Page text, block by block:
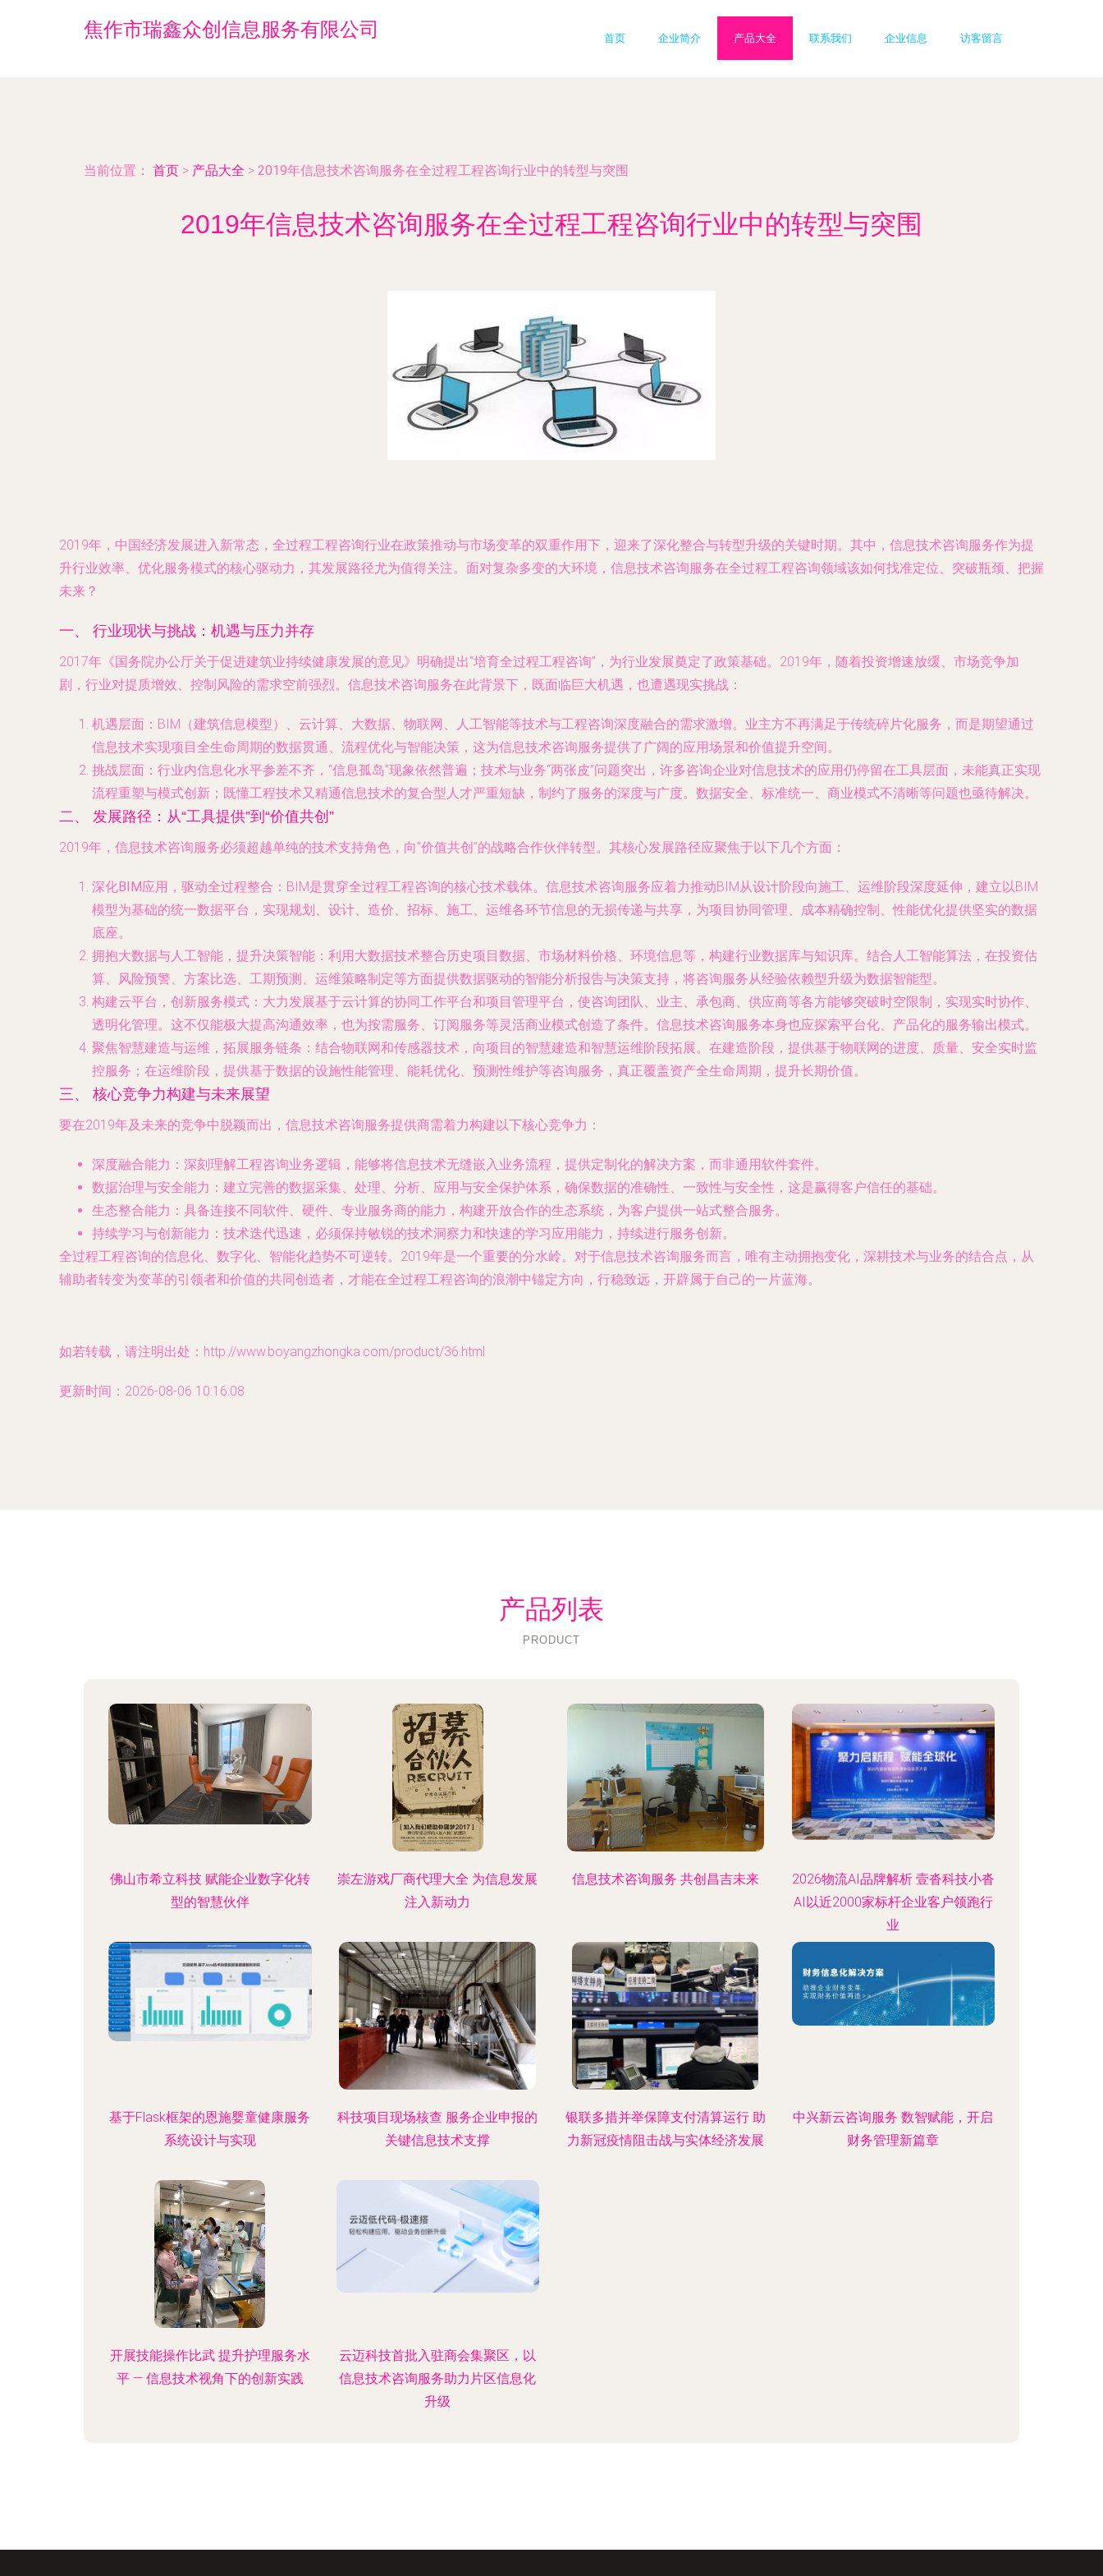
焦作市瑞鑫众创信息服务有限公司 首页 企业简介 产品大全 联系我们 企业信息 访客留言
当前位置： 首页 > 产品大全 > 2019年信息技术咨询服务在全过程工程咨询行业中的转型与突围
2019年信息技术咨询服务在全过程工程咨询行业中的转型与突围
2019年，中国经济发展进入新常态，全过程工程咨询行业在政策推动与市场变革的双重作用下，迎来了深化整合与转型升级的关键时期。其中，信息技术咨询服务作为提
升行业效率、优化服务模式的核心驱动力，其发展路径尤为值得关注。面对复杂多变的大环境，信息技术咨询服务在全过程工程咨询领域该如何找准定位、突破瓶颈、把握
未来？
一、 行业现状与挑战：机遇与压力并存
2017年《国务院办公厅关于促进建筑业持续健康发展的意见》明确提出“培育全过程工程咨询”，为行业发展奠定了政策基础。2019年，随着投资增速放缓、市场竞争加
剧，行业对提质增效、控制风险的需求空前强烈。信息技术咨询服务在此背景下，既面临巨大机遇，也遭遇现实挑战：
机遇层面 ：BIM（建筑信息模型）、云计算、大数据、物联网、人工智能等技术与工程咨询深度融合的需求激增。业主方不再满足于传统碎片化服务，而是期望通过
信息技术实现项目全生命周期的数据贯通、流程优化与智能决策，这为信息技术咨询服务提供了广阔的应用场景和价值提升空间。
挑战层面 ：行业内信息化水平参差不齐，“信息孤岛”现象依然普遍；技术与业务“两张皮”问题突出，许多咨询企业对信息技术的应用仍停留在工具层面，未能真正实现
流程重塑与模式创新；既懂工程技术又精通信息技术的复合型人才严重短缺，制约了服务的深度与广度。数据安全、标准统一、商业模式不清晰等问题也亟待解决。
二、 发展路径：从“工具提供”到“价值共创”
2019年，信息技术咨询服务必须超越单纯的技术支持角色，向“价值共创”的战略合作伙伴转型。其核心发展路径应聚焦于以下几个方面：
深化BIM应用，驱动全过程整合 ：BIM是贯穿全过程工程咨询的核心技术载体。信息技术咨询服务应着力推动BIM从设计阶段向施工、运维阶段深度延伸，建立以BIM
模型为基础的统一数据平台，实现规划、设计、造价、招标、施工、运维各环节信息的无损传递与共享，为项目协同管理、成本精确控制、性能优化提供坚实的数据
底座。
拥抱大数据与人工智能，提升决策智能 ：利用大数据技术整合历史项目数据、市场材料价格、环境信息等，构建行业数据库与知识库。结合人工智能算法，在投资估
算、风险预警、方案比选、工期预测、运维策略制定等方面提供数据驱动的智能分析报告与决策支持，将咨询服务从经验依赖型升级为数据智能型。
构建云平台，创新服务模式 ：大力发展基于云计算的协同工作平台和项目管理平台，使咨询团队、业主、承包商、供应商等各方能够突破时空限制，实现实时协作、
透明化管理。这不仅能极大提高沟通效率，也为按需服务、订阅服务等灵活商业模式创造了条件。信息技术咨询服务本身也应探索平台化、产品化的服务输出模式。
聚焦智慧建造与运维，拓展服务链条 ：结合物联网和传感器技术，向项目的智慧建造和智慧运维阶段拓展。在建造阶段，提供基于物联网的进度、质量、安全实时监
控服务；在运维阶段，提供基于数据的设施性能管理、能耗优化、预测性维护等咨询服务，真正覆盖资产全生命周期，提升长期价值。
三、 核心竞争力构建与未来展望
要在2019年及未来的竞争中脱颖而出，信息技术咨询服务提供商需着力构建以下核心竞争力：
深度融合能力 ：深刻理解工程咨询业务逻辑，能够将信息技术无缝嵌入业务流程，提供定制化的解决方案，而非通用软件套件。
数据治理与安全能力 ：建立完善的数据采集、处理、分析、应用与安全保护体系，确保数据的准确性、一致性与安全性，这是赢得客户信任的基础。
生态整合能力 ：具备连接不同软件、硬件、专业服务商的能力，构建开放合作的生态系统，为客户提供一站式整合服务。
持续学习与创新能力 ：技术迭代迅速，必须保持敏锐的技术洞察力和快速的学习应用能力，持续进行服务创新。
全过程工程咨询的信息化、数字化、智能化趋势不可逆转。2019年是一个重要的分水岭。对于信息技术咨询服务而言，唯有主动拥抱变化，深耕技术与业务的结合点，从
辅助者转变为变革的引领者和价值的共同创造者，才能在全过程工程咨询的浪潮中锚定方向，行稳致远，开辟属于自己的一片蓝海。
如若转载，请注明出处：http://www.boyangzhongka.com/product/36.html
更新时间：2026-08-06 10:16:08
产品列表
PRODUCT
佛山市希立科技 赋能企业数字化转
型的智慧伙伴
崇左游戏厂商代理大全 为信息发展
注入新动力
信息技术咨询服务 共创昌吉未来
2026物流AI品牌解析 壹沓科技小沓
AI以近2000家标杆企业客户领跑行
业
基于Flask框架的恩施婴童健康服务
系统设计与实现
科技项目现场核查 服务企业申报的
关键信息技术支撑
银联多措并举保障支付清算运行 助
力新冠疫情阻击战与实体经济发展
中兴新云咨询服务 数智赋能，开启
财务管理新篇章
开展技能操作比武 提升护理服务水
平 — 信息技术视角下的创新实践
云迈科技首批入驻商会集聚区，以
信息技术咨询服务助力片区信息化
升级